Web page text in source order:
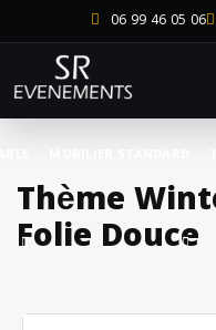
06 99 46 05 06
Thème
Folie Douce